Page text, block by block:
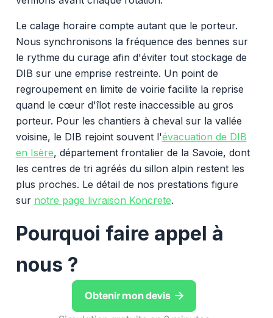
Le calage horaire compte autant que le porteur.
Nous synchronisons la fréquence des bennes sur
le rythme du curage afin d'éviter tout stockage de
DIB sur une emprise restreinte. Un point de
regroupement en limite de voirie facilite la reprise
quand le cœur d'îlot reste inaccessible au gros
porteur. Pour les chantiers à cheval sur la vallée
voisine, le DIB rejoint souvent l'évacuation de DIB
en Isère, département frontalier de la Savoie, dont
les centres de tri agréés du sillon alpin restent les
plus proches. Le détail de nos prestations figure
sur notre page livraison Koncrete.
Pourquoi faire appel à
nous ?
Obtenir mon devis 